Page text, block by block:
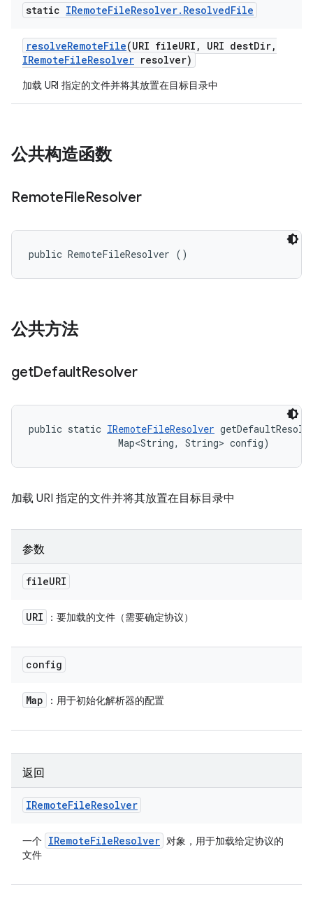
static IRemoteFileResolver. ResolvedFile
resolveRemoteFile(URI fileURI , URI destDir,
IRemoteFileResolver resolver)
加载 URI 指定的文件并将其放置在目标目录中
公共构造函数
RemoteFileResolver
public RemoteFileResolver ()
公共方法
getDefaultResolver
public static IRemoteFileResolver
                Map<String, String> config)
加载 URI 指定的文件并将其放置在目标目录中
参数
fileURI
URI ：要加载的文件（需要确定协议）
config
Map ：用于初始化解析器的配置
返回
IRemoteFileResolver
一个 IRemoteFileResolver 对象，用于加载给定协议的
文件